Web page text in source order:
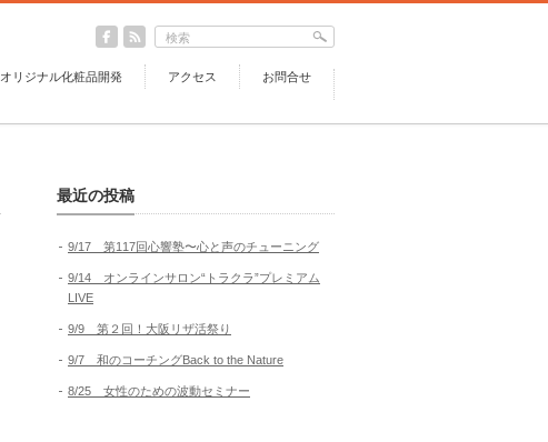
オリジナル化粧品開発 アクセス お問合せ
最近の投稿
9/17 第117回心響塾〜心と声のチューニング
9/14 オンラインサロン“トラクラ”プレミアム
LIVE
9/9 第２回！大阪リザ活祭り
9/7 和のコーチングBack to the Nature
8/25 女性のための波動セミナー